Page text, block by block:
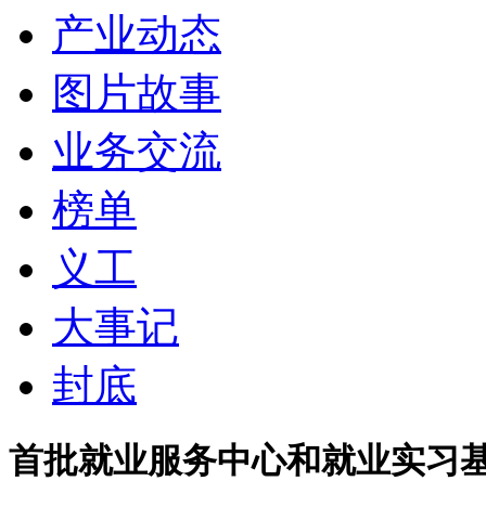
产业动态
图片故事
业务交流
榜单
义工
大事记
封底
首批就业服务中心和就业实习